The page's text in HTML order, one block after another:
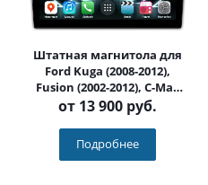
Штатная магнитола для
Ford Kuga (2008-2012),
Fusion (2002-2012), C-Max
(2003-2008), Galaxy 2006+,
Focus (2004-2008) на
Android 13 - FarCar
(D/DX140M)
от 13 900 руб.
Подробнее